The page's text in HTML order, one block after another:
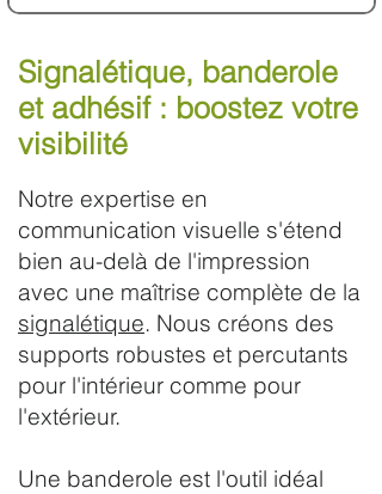
microperforé
Signalétique, banderole
et adhésif : boostez votre
visibilité
Notre expertise en
communication visuelle s'étend
bien au-delà de l'impression
avec une maîtrise complète de la
signalétique. Nous créons des
supports robustes et percutants
pour l'intérieur comme pour
l'extérieur.
Une banderole est l'outil idéal